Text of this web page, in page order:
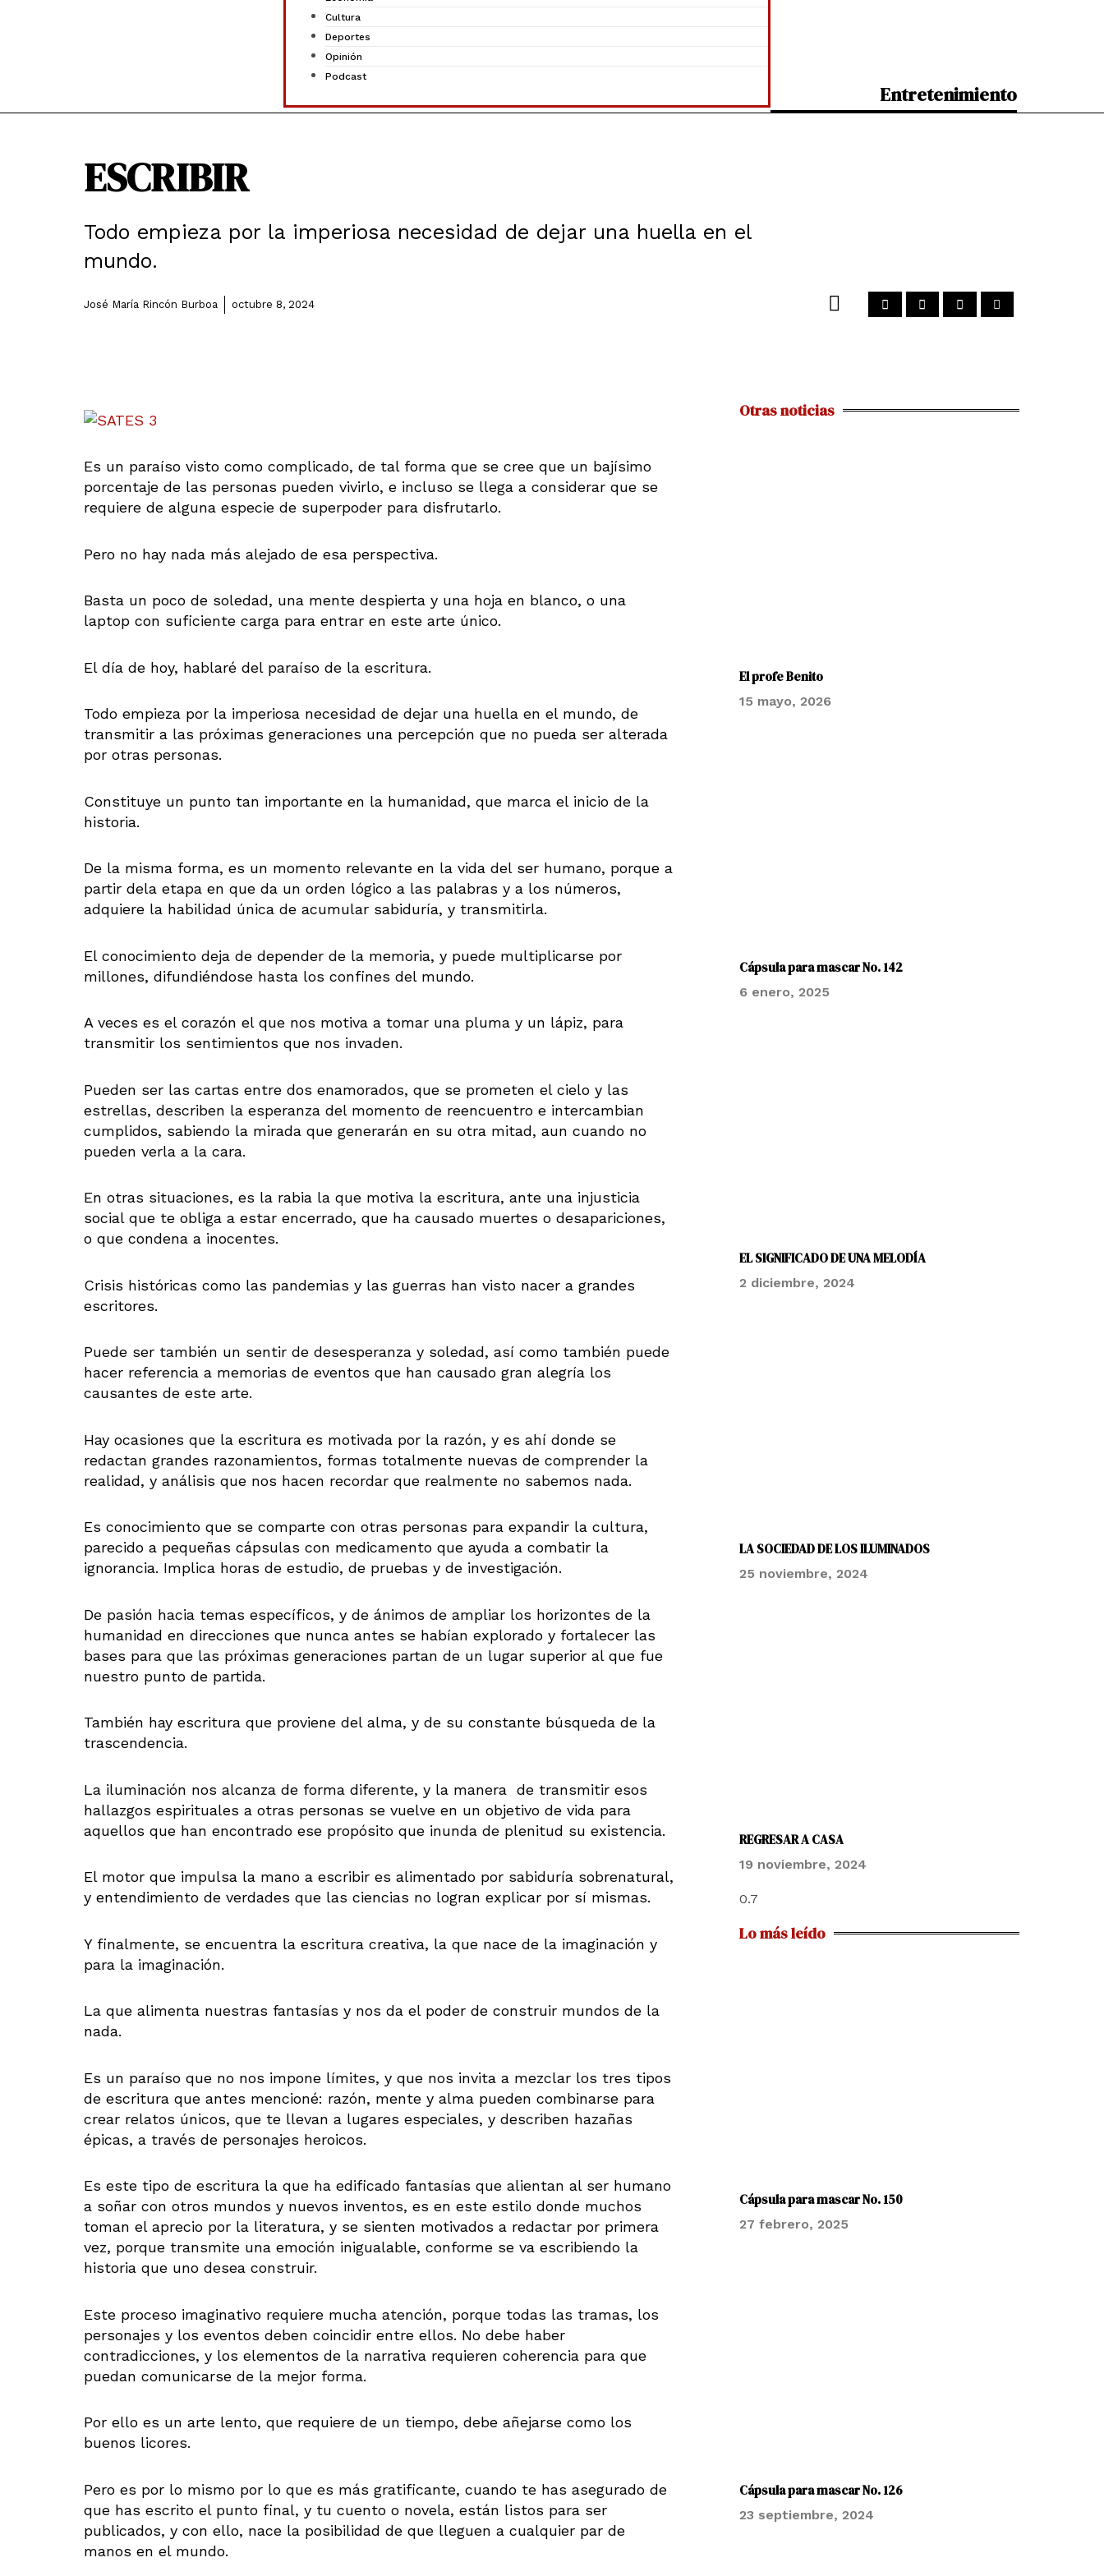
Cultura
Deportes
Opinión
Podcast
Entretenimiento
ESCRIBIR
Todo empieza por la imperiosa necesidad de dejar una huella en el
mundo.
José María Rincón Burboa octubre 8, 2024
Es un paraíso visto como complicado, de tal forma que se cree que un bajísimo
porcentaje de las personas pueden vivirlo, e incluso se llega a considerar que se
requiere de alguna especie de superpoder para disfrutarlo.
Pero no hay nada más alejado de esa perspectiva.
Basta un poco de soledad, una mente despierta y una hoja en blanco, o una
laptop con suficiente carga para entrar en este arte único.
El día de hoy, hablaré del paraíso de la escritura.
Todo empieza por la imperiosa necesidad de dejar una huella en el mundo, de
transmitir a las próximas generaciones una percepción que no pueda ser alterada
por otras personas.
Constituye un punto tan importante en la humanidad, que marca el inicio de la
historia.
De la misma forma, es un momento relevante en la vida del ser humano, porque a
partir dela etapa en que da un orden lógico a las palabras y a los números,
adquiere la habilidad única de acumular sabiduría, y transmitirla.
El conocimiento deja de depender de la memoria, y puede multiplicarse por
millones, difundiéndose hasta los confines del mundo.
A veces es el corazón el que nos motiva a tomar una pluma y un lápiz, para
transmitir los sentimientos que nos invaden.
Pueden ser las cartas entre dos enamorados, que se prometen el cielo y las
estrellas, describen la esperanza del momento de reencuentro e intercambian
cumplidos, sabiendo la mirada que generarán en su otra mitad, aun cuando no
pueden verla a la cara.
En otras situaciones, es la rabia la que motiva la escritura, ante una injusticia
social que te obliga a estar encerrado, que ha causado muertes o desapariciones,
o que condena a inocentes.
Crisis históricas como las pandemias y las guerras han visto nacer a grandes
escritores.
Puede ser también un sentir de desesperanza y soledad, así como también puede
hacer referencia a memorias de eventos que han causado gran alegría los
causantes de este arte.
Hay ocasiones que la escritura es motivada por la razón, y es ahí donde se
redactan grandes razonamientos, formas totalmente nuevas de comprender la
realidad, y análisis que nos hacen recordar que realmente no sabemos nada.
Es conocimiento que se comparte con otras personas para expandir la cultura,
parecido a pequeñas cápsulas con medicamento que ayuda a combatir la
ignorancia. Implica horas de estudio, de pruebas y de investigación.
De pasión hacia temas específicos, y de ánimos de ampliar los horizontes de la
humanidad en direcciones que nunca antes se habían explorado y fortalecer las
bases para que las próximas generaciones partan de un lugar superior al que fue
nuestro punto de partida.
También hay escritura que proviene del alma, y de su constante búsqueda de la
trascendencia.
La iluminación nos alcanza de forma diferente, y la manera de transmitir esos
hallazgos espirituales a otras personas se vuelve en un objetivo de vida para
aquellos que han encontrado ese propósito que inunda de plenitud su existencia.
El motor que impulsa la mano a escribir es alimentado por sabiduría sobrenatural,
y entendimiento de verdades que las ciencias no logran explicar por sí mismas.
Y finalmente, se encuentra la escritura creativa, la que nace de la imaginación y
para la imaginación.
La que alimenta nuestras fantasías y nos da el poder de construir mundos de la
nada.
Es un paraíso que no nos impone límites, y que nos invita a mezclar los tres tipos
de escritura que antes mencioné: razón, mente y alma pueden combinarse para
crear relatos únicos, que te llevan a lugares especiales, y describen hazañas
épicas, a través de personajes heroicos.
Es este tipo de escritura la que ha edificado fantasías que alientan al ser humano
a soñar con otros mundos y nuevos inventos, es en este estilo donde muchos
toman el aprecio por la literatura, y se sienten motivados a redactar por primera
vez, porque transmite una emoción inigualable, conforme se va escribiendo la
historia que uno desea construir.
Este proceso imaginativo requiere mucha atención, porque todas las tramas, los
personajes y los eventos deben coincidir entre ellos. No debe haber
contradicciones, y los elementos de la narrativa requieren coherencia para que
puedan comunicarse de la mejor forma.
Por ello es un arte lento, que requiere de un tiempo, debe añejarse como los
buenos licores.
Pero es por lo mismo por lo que es más gratificante, cuando te has asegurado de
que has escrito el punto final, y tu cuento o novela, están listos para ser
publicados, y con ello, nace la posibilidad de que lleguen a cualquier par de
manos en el mundo.
Otras noticias
El profe Benito
15 mayo, 2026
Cápsula para mascar No. 142
6 enero, 2025
EL SIGNIFICADO DE UNA MELODÍA
2 diciembre, 2024
LA SOCIEDAD DE LOS ILUMINADOS
25 noviembre, 2024
REGRESAR A CASA
19 noviembre, 2024
Lo más leído
Cápsula para mascar No. 150
27 febrero, 2025
Cápsula para mascar No. 126
23 septiembre, 2024